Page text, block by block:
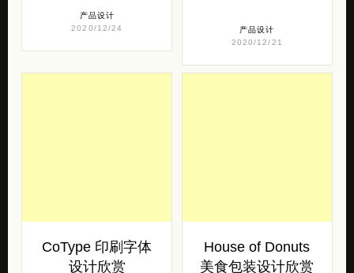
产品设计
2020/12/24
产品设计
2020/12/21
CoType 印刷字体
设计欣赏
House of Donuts
美食包装设计欣赏